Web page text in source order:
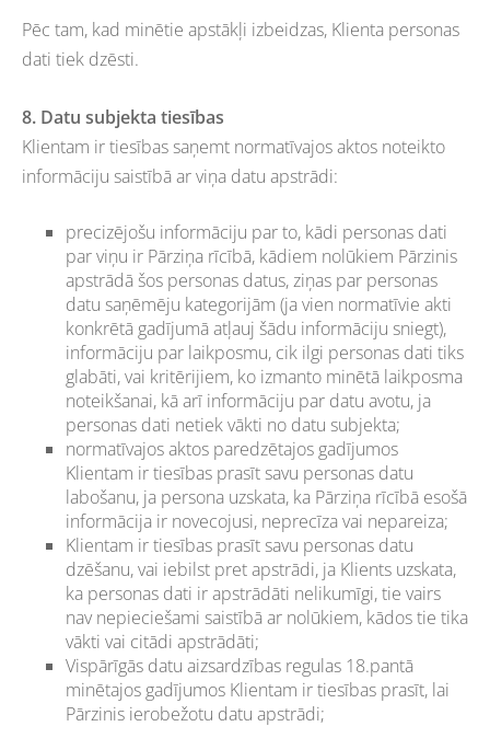
Pēc tam, kad minētie apstākļi izbeidzas, Klienta personas
dati tiek dzēsti.
8. Datu subjekta tiesības
Klientam ir tiesības saņemt normatīvajos aktos noteikto
informāciju saistībā ar viņa datu apstrādi:
precizējošu informāciju par to, kādi personas dati
par viņu ir Pārziņa rīcībā, kādiem nolūkiem Pārzinis
apstrādā šos personas datus, ziņas par personas
datu saņēmēju kategorijām (ja vien normatīvie akti
konkrētā gadījumā atļauj šādu informāciju sniegt),
informāciju par laikposmu, cik ilgi personas dati tiks
glabāti, vai kritērijiem, ko izmanto minētā laikposma
noteikšanai, kā arī informāciju par datu avotu, ja
personas dati netiek vākti no datu subjekta;
normatīvajos aktos paredzētajos gadījumos
Klientam ir tiesības prasīt savu personas datu
labošanu, ja persona uzskata, ka Pārziņa rīcībā esošā
informācija ir novecojusi, neprecīza vai nepareiza;
Klientam ir tiesības prasīt savu personas datu
dzēšanu, vai iebilst pret apstrādi, ja Klients uzskata,
ka personas dati ir apstrādāti nelikumīgi, tie vairs
nav nepieciešami saistībā ar nolūkiem, kādos tie tika
vākti vai citādi apstrādāti;
Vispārīgās datu aizsardzības regulas 18.pantā
minētajos gadījumos Klientam ir tiesības prasīt, lai
Pārzinis ierobežotu datu apstrādi;